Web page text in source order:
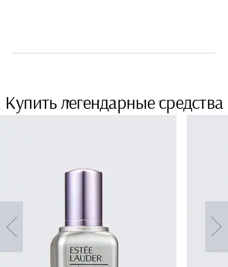
Купить легендарные средства